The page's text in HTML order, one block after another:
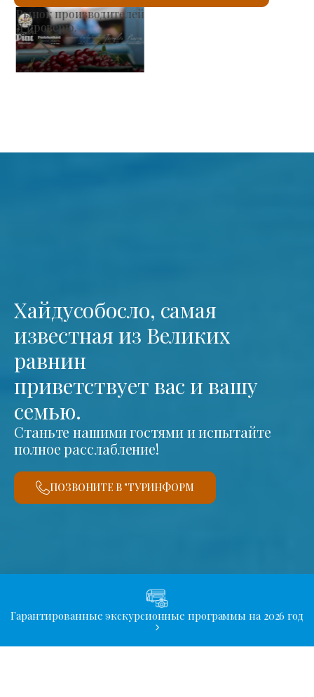
Римско-католическая церковь Святого Ласло
Я проверю.
Хайдусобосло, самая
известная из Великих
равнин
приветствует вас и вашу
семью.
Станьте нашими гостями и испытайте
полное расслабление!
ПОЗВОНИТЕ В "ТУРИНФОРМ
Гарантированные экскурсионные программы на 2026 год